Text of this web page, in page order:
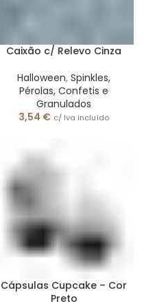
Caixão c/ Relevo Cinza
Halloween, Spinkles,
Pérolas, Confetis e
Granulados
3,54 € c/ Iva incluído
Cápsulas Cupcake – Cor
Preto